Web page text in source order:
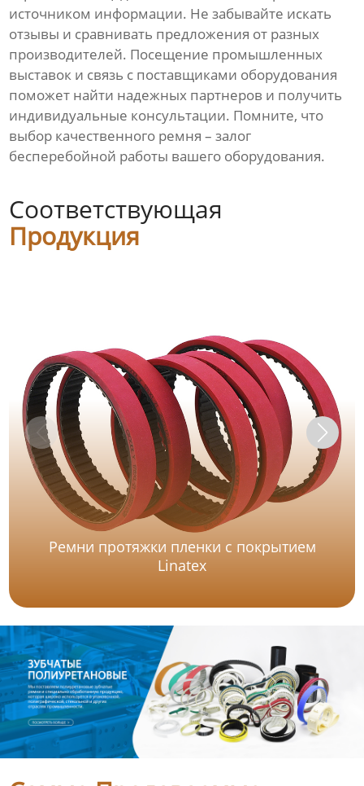
источником информации. Не забывайте искать
отзывы и сравнивать предложения от разных
производителей. Посещение промышленных
выставок и связь с поставщиками оборудования
поможет найти надежных партнеров и получить
индивидуальные консультации. Помните, что
выбор качественного ремня – залог
бесперебойной работы вашего оборудования.
Соответствующая
Продукция
Ремни протяжки пленки с покрытием
Linatex